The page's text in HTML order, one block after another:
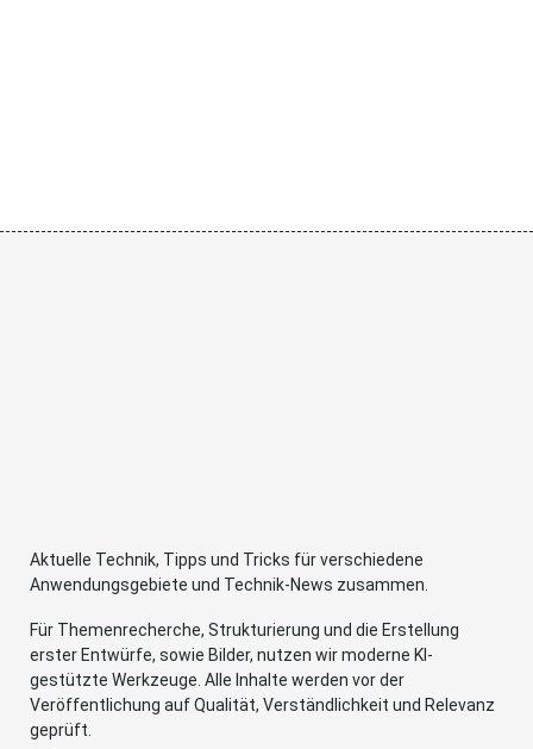
Aktuelle Technik, Tipps und Tricks für verschiedene
Anwendungsgebiete und Technik-News zusammen.
Für Themenrecherche, Strukturierung und die Erstellung
erster Entwürfe, sowie Bilder, nutzen wir moderne KI-
gestützte Werkzeuge. Alle Inhalte werden vor der
Veröffentlichung auf Qualität, Verständlichkeit und Relevanz
geprüft.